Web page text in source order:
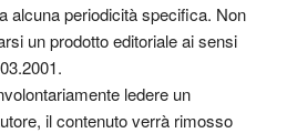
alcuna periodicità specifica. Non
un prodotto editoriale ai sensi
ledere un
il contenuto verrà rimosso